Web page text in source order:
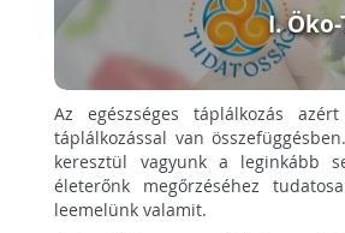
I.
Az egészséges táplálkozás
táplálkozással van
keresztül vagyunk a leginkább
életerőnk megőrzéséhez
leemelünk valamit.